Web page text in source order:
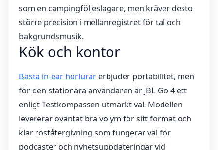
som en campingföljeslagare, men kräver desto
större precision i mellanregistret för tal och
bakgrundsmusik.
Kök och kontor
Bästa in-ear hörlurar erbjuder portabilitet, men
för den stationära användaren är JBL Go 4 ett
enligt Testkompassen utmärkt val. Modellen
levererar oväntat bra volym för sitt format och
klar röståtergivning som fungerar väl för
podcaster och nyhetsuppdateringar vid